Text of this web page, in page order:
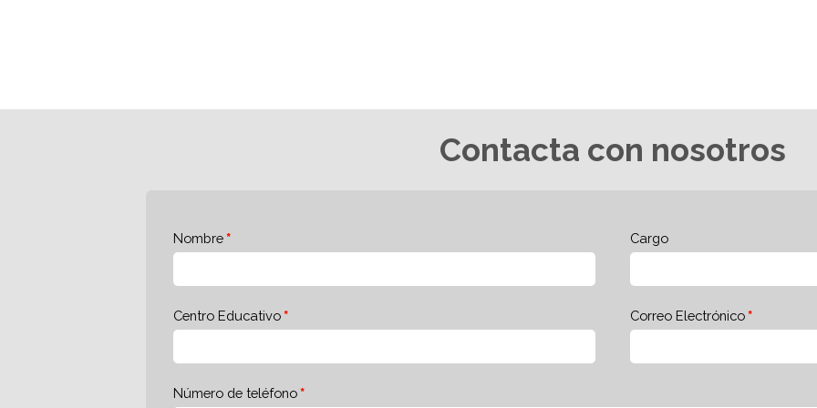
Contacta con nosotros
Nombre Cargo
Centro Educativo Correo Electrónico
Número de teléfono